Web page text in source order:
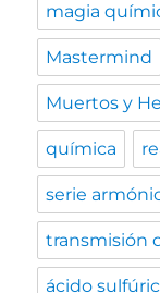
magia
Mastermind
Muertos y
química
serie
transmisión
ácido